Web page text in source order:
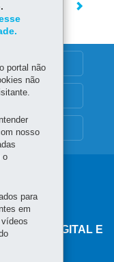
DIGITAL E
portal não
não
nosso
o
para
em